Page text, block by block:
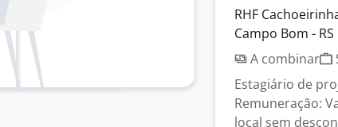
RHF
Campo Bom - RS
A combinar
Estagiário de
Remuneração:
local sem